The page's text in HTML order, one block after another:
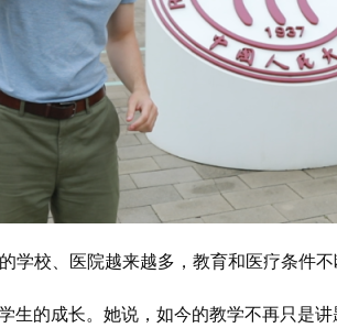
学校、医院越来越多，教育和医疗条件
生的成长。她说，如今的教学不再只是